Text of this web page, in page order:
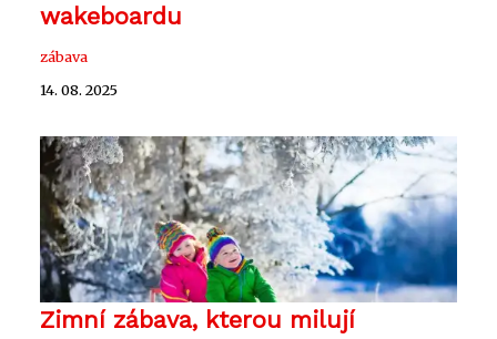
wakeboardu
zábava
14. 08. 2025
Zimní zábava, kterou milují